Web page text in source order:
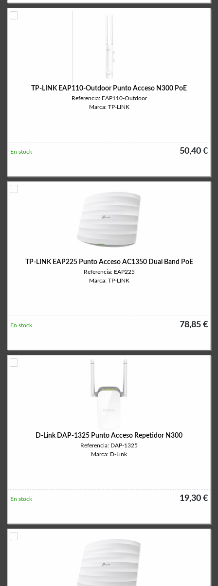
TP-LINK EAP110-Outdoor Punto Acceso N300 PoE
Referencia: EAP110-Outdoor
Marca: TP-LINK
50,40 €
En stock
TP-LINK EAP225 Punto Acceso AC1350 Dual Band PoE
Referencia: EAP225
Marca: TP-LINK
78,85 €
En stock
D-Link DAP-1325 Punto Acceso Repetidor N300
Referencia: DAP-1325
Marca: D-Link
19,30 €
En stock